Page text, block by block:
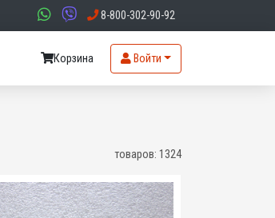
8-800-302-90-92
Корзина Войти
товаров: 1324